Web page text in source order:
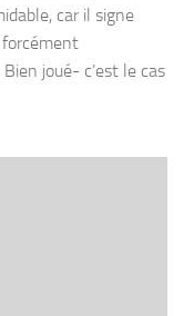
car il signe
joué- c’est le cas